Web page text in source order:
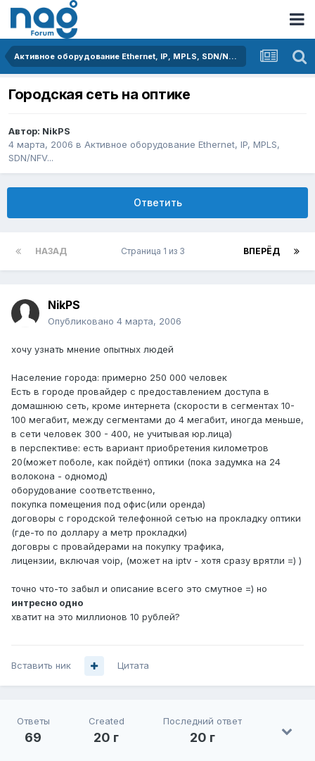
Активное оборудование Ethernet, IP, MPLS, SDN/NFV...
Городская сеть на оптике
Автор: NikPS
4 марта, 2006 в Активное оборудование Ethernet, IP, MPLS,
SDN/NFV...
Ответить
НАЗАД ВПЕРЁД
Страница 1 из 3
NikPS
Опубликовано 4 марта, 2006
хочу узнать мнение опытных людей
Население города: примерно 250 000 человек
Есть в городе провайдер с предоставлением доступа в
домашнюю сеть, кроме интернета (скорости в сегментах 10-
100 мегабит, между сегментами до 4 мегабит, иногда меньше,
в сети человек 300 - 400, не учитывая юр.лица)
в перспективе: есть вариант приобретения километров
20(может поболе, как пойдёт) оптики (пока задумка на 24
волокона - одномод)
оборудование соответственно,
покупка помещения под офис(или оренда)
договоры с городской телефонной сетью на прокладку оптики
(где-то по доллару а метр прокладки)
договры с провайдерами на покупку трафика,
лицензии, включая voip, (может на iptv - хотя сразу врятли =) )
точно что-то забыл и описание всего это смутное =) но
интресно одно
хватит на это миллионов 10 рублей?
Вставить ник Цитата
Ответы
69
Created
20 г
Последний ответ
20 г